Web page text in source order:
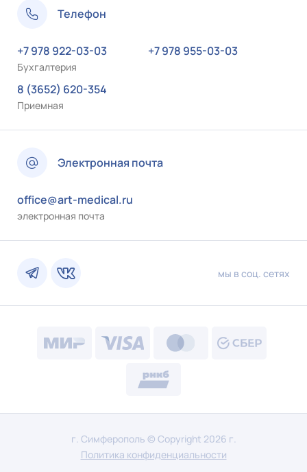
Телефон
+7 978 922-03-03
Бухгалтерия
8 (3652) 620-354
Приемная
+7 978 955-03-03
Электронная почта
office@art-medical.ru
электронная почта
мы в соц. сетях
г. Симферополь © Copyright 2026 г.
Политика конфиденциальности